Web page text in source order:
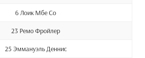
6 Лоик Мбе Со
23 Ремо Фройлер
25 Эммануэль Деннис